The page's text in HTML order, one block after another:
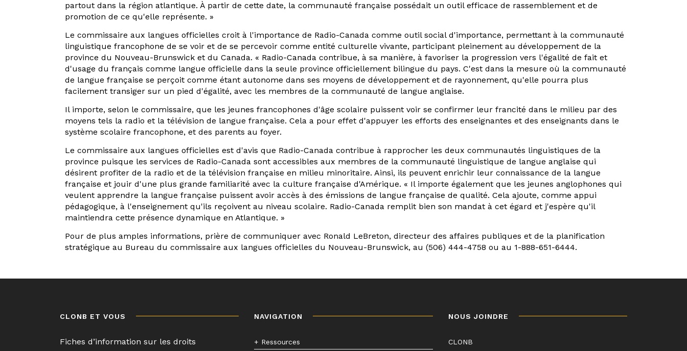
partout dans la région atlantique. À partir de cette date, la communauté française possédait un outil efficace de rassemblement et de
promotion de ce qu'elle représente. »
Le commissaire aux langues officielles croit à l'importance de Radio-Canada comme outil social d'importance, permettant à la communauté
linguistique francophone de se voir et de se percevoir comme entité culturelle vivante, participant pleinement au développement de la
province du Nouveau-Brunswick et du Canada. « Radio-Canada contribue, à sa manière, à favoriser la progression vers l'égalité de fait et
d'usage du français comme langue officielle dans la seule province officiellement bilingue du pays. C'est dans la mesure où la communauté
de langue française se perçoit comme étant autonome dans ses moyens de développement et de rayonnement, qu'elle pourra plus
facilement transiger sur un pied d'égalité, avec les membres de la communauté de langue anglaise.
Il importe, selon le commissaire, que les jeunes francophones d'âge scolaire puissent voir se confirmer leur francité dans le milieu par des
moyens tels la radio et la télévision de langue française. Cela a pour effet d'appuyer les efforts des enseignantes et des enseignants dans le
système scolaire francophone, et des parents au foyer.
Le commissaire aux langues officielles est d'avis que Radio-Canada contribue à rapprocher les deux communautés linguistiques de la
province puisque les services de Radio-Canada sont accessibles aux membres de la communauté linguistique de langue anglaise qui
désirent profiter de la radio et de la télévision française en milieu minoritaire. Ainsi, ils peuvent enrichir leur connaissance de la langue
française et jouir d'une plus grande familiarité avec la culture française d'Amérique. « Il importe également que les jeunes anglophones qui
veulent apprendre la langue française puissent avoir accès à des émissions de langue française de qualité. Cela ajoute, comme appui
pédagogique, à l'enseignement qu'ils reçoivent au niveau scolaire. Radio-Canada remplit bien son mandat à cet égard et j'espère qu'il
maintiendra cette présence dynamique en Atlantique. »
Pour de plus amples informations, prière de communiquer avec Ronald LeBreton, directeur des affaires publiques et de la planification
stratégique au Bureau du commissaire aux langues officielles du Nouveau-Brunswick, au (506) 444-4758 ou au 1-888-651-6444.
CLONB ET VOUS
Fiches d’information sur les droits
NAVIGATION
+ Ressources
NOUS JOINDRE
CLONB